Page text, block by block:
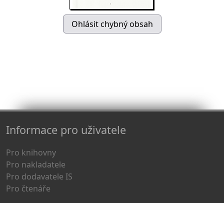
Informace pro uživatele
Pro knihovny
Pro nakladatele
Pro dodavatele IS
Pro čtenáře